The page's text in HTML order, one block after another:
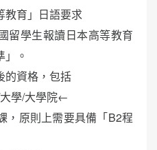
教育」日語要求
留學生報讀日本高等教育
。
的資格，包括
學/大學院←
，原則上需要具備「B2程